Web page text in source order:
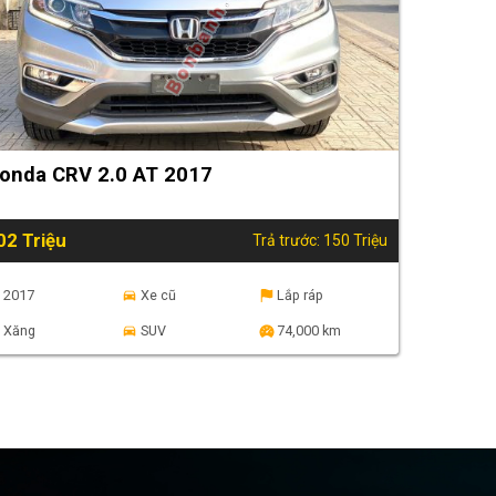
CRV 2.0 AT 2017
Triệu Trả trước: 150 Triệu
2017 Xe cũ Lắp ráp
Xăng SUV 74,000 km